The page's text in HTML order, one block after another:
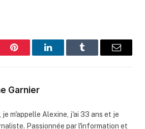
Pinterest LinkedInTumblr Email
Garnier
je m'appelle Alexine, j'ai 33 ans et je
Passionnée par l'information et